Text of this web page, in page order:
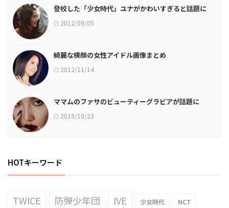
登校した「少女時代」ユナがかわいすぎると話題に
2012/09/05
綺麗な横顔の女性アイドル画像まとめ
2012/11/14
ママムのファサのビューティーグラビアが話題に
2019/10/23
HOTキーワード
TWICE 防弾少年団 IVE 少女時代 NCT